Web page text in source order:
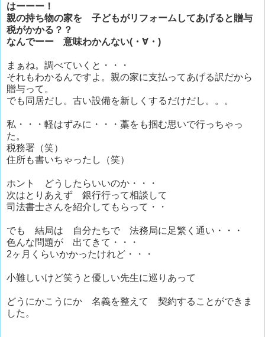
はーーー！
親の持ち物の家を 子どもがリフォームしてあげると贈与
税がかかる？？
なんでーー 意味わかんない(・∀・)
まぁね。調べていくと・・・
それもわかるんですよ。親の家に支払ってあげる訳だから
贈与って。
でも同居だし。古い設備を新しくするだけだし。。。
私・・・軽はずみに・・・藁をも掴む思いで行っちゃっ
た。
税務署（笑）
住所も書いちゃったし（笑）
ホント どうしたらいいのか・・・
次はとりあえず 銀行行って相談して
司法書士さんを紹介してもらって・・
でも 結局は 自分たちで 法務局に足繁く通い・・・
色んな問題が 出てきて・・・
2ヶ月くらいかかったけれど・・・
小難しいけど笑うと優しい先生に巡りあって
どうにかこうにか 名義を整えて 契約することができま
した。